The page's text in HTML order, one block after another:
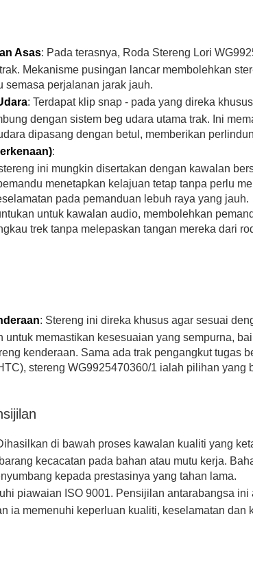
Asas: Pada terasnya, Roda Stereng Lori
Mekanisme pusingan lancar membolehkan
semasa perjalanan jarak jauh.
: Terdapat klip snap - pada yang direka
dengan sistem beg udara utama trak. Ini
dipasang dengan betul, memberikan
:
ini mungkin disertakan dengan kawalan
menetapkan kelajuan tetap tanpa perlu
pada pemanduan lebuh raya yang jauh.
untuk kawalan audio, membolehkan
trek tanpa melepaskan tangan mereka dari
: Stereng ini direka khusus agar sesuai
untuk memastikan kesesuaian yang sempurna,
kenderaan. Sama ada trak pengangkut tugas
stereng WG9925470360/1 ialah pilihan yang
di bawah proses kawalan kualiti yang
kecacatan pada bahan atau mutu kerja.
kepada prestasinya yang tahan lama.
piawaian ISO 9001. Pensijilan antarabangsa
ia memenuhi keperluan kualiti, keselamatan